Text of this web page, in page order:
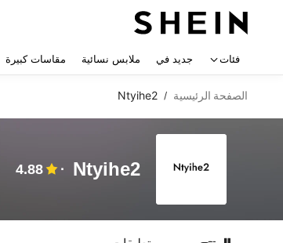
فئات جديد في ملابس نسائية مقاسات كبيرة
الصفحة الرئيسية /
Ntyihe2
Ntyihe2
4.88